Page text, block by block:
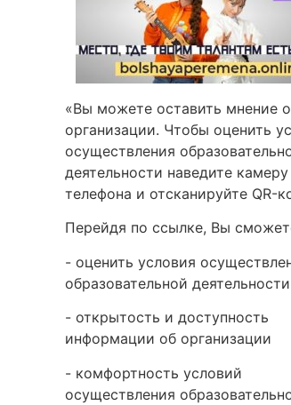
«Вы можете оставить мнение
организации. Чтобы оценить
осуществления
деятельности наведите
телефона и отсканируйте QR-
Перейдя по ссылке, Вы
- оценить условия
образовательной
- открытость и доступность
информации об организации
- комфортность условий
осуществления